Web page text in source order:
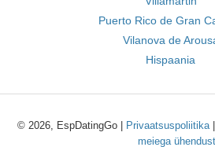
Puerto Rico de Gran
Vilanova de
Hispaania
© 2026, EspDatingGo | Privaatsuspoliitika|
meiega ühendust